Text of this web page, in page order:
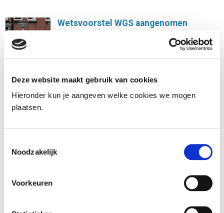
Deze website maakt gebruik van cookies
Hieronder kun je aangeven welke cookies we mogen
plaatsen.
Noodzakelijk
Voorkeuren
Wetsvoorstel WGS aangenomen
De Eerste Kamer heeft vandaag het wetsvoorstel
verwerking van persoonsgegevens door
samenwerkingsverbanden.
veiligheid is geen makkelijke taak: er zijn per
definitie verschillende professionals betrokken bij
verschillende organisaties en voeren taken uit